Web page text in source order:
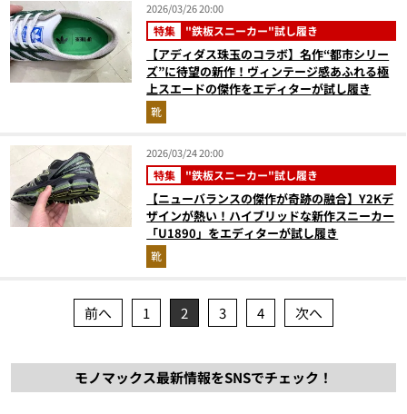
2026/03/26 20:00
特集 "鉄板スニーカー"試し履き
【アディダス珠玉のコラボ】名作“都市シリー
ズ”に待望の新作！ヴィンテージ感あふれる極
上スエードの傑作をエディターが試し履き
靴
2026/03/24 20:00
特集 "鉄板スニーカー"試し履き
【ニューバランスの傑作が奇跡の融合】Y2Kデ
ザインが熱い！ハイブリッドな新作スニーカー
「U1890」をエディターが試し履き
靴
前へ 1 2 3 4 次へ
モノマックス最新情報をSNSでチェック！